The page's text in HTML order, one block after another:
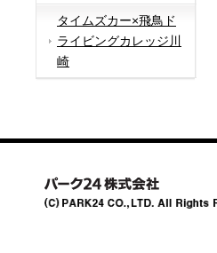
タイムズカー×飛鳥ド
ライビングカレッジ川
崎